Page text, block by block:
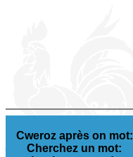
Cweroz après on mot:
Cherchez un mot: